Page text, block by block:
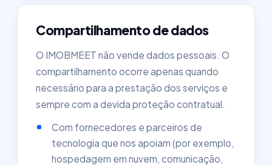
Compartilhamento de dados
O IMOBMEET não vende dados pessoais. O
compartilhamento ocorre apenas quando
necessário para a prestação dos serviços e
sempre com a devida proteção contratual.
Com fornecedores e parceiros de
tecnologia que nos apoiam (por exemplo,
hospedagem em nuvem, comunicação,